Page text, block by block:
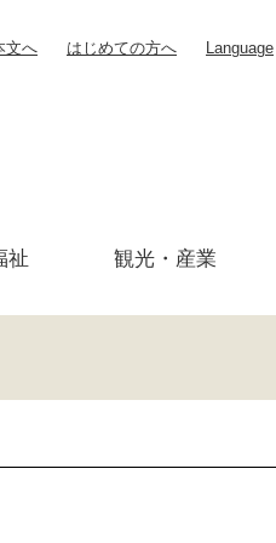
文へ はじめての方へ Language
祉 観光・産業